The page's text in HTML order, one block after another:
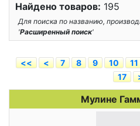
Найдено товаров: 195
Для поиска по названию,
'Расширенный поиск'
<< < 7 8 9 10 11
17
Мулине